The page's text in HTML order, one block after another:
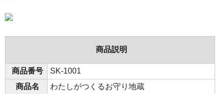
商品説明
商品番号
SK-1001
商品名
わたしがつくるお守り地蔵